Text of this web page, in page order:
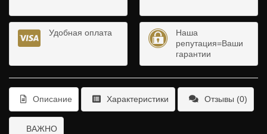
Удобная оплата
Наша
репутация=Ваши
гарантии
Описание Характеристики Отзывы (0)
ВАЖНО